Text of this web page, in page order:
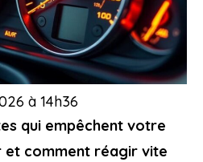
qui empêchent votre
comment réagir vite
à 14h36